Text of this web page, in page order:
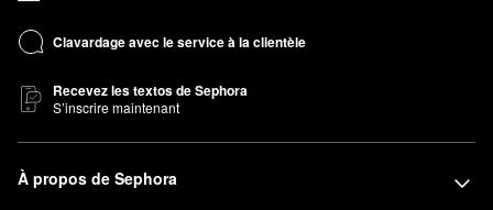
Clavardage avec le service à la clientèle
Recevez les textos de Sephora
S’inscrire maintenant
À propos de Sephora